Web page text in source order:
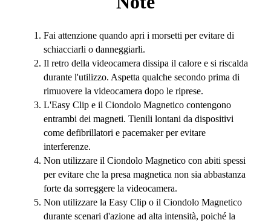
Fai attenzione quando apri i morsetti per evitare di
schiacciarli o danneggiarli.
Il retro della videocamera dissipa il calore e si riscalda
durante l'utilizzo. Aspetta qualche secondo prima di
rimuovere la videocamera dopo le riprese.
L'Easy Clip e il Ciondolo Magnetico contengono
entrambi dei magneti. Tienili lontani da dispositivi
come defibrillatori e pacemaker per evitare
interferenze.
Non utilizzare il Ciondolo Magnetico con abiti spessi
per evitare che la presa magnetica non sia abbastanza
forte da sorreggere la videocamera.
Non utilizzare la Easy Clip o il Ciondolo Magnetico
durante scenari d'azione ad alta intensità, poiché la